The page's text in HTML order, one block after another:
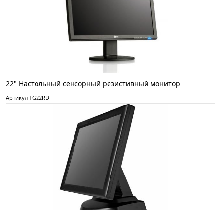
22" Настольный сенсорный резистивный монитор
Артикул TG22RD